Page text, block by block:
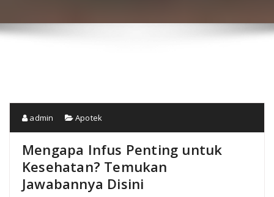
admin Apotek
Mengapa Infus Penting untuk
Kesehatan? Temukan
Jawabannya Disini